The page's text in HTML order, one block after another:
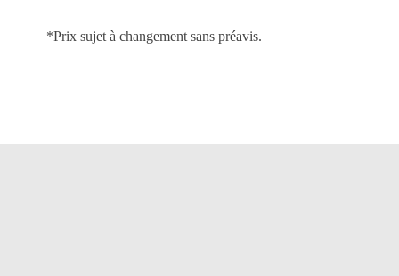
*Prix sujet à changement sans préavis.